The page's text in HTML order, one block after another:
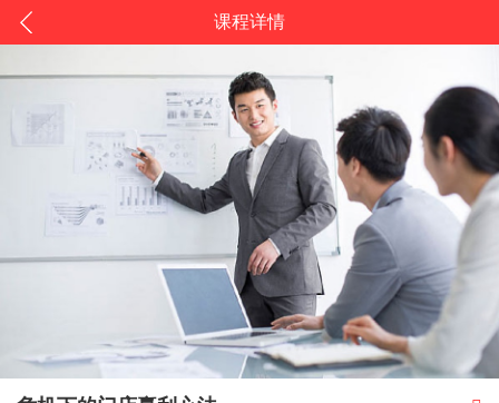
课程详情